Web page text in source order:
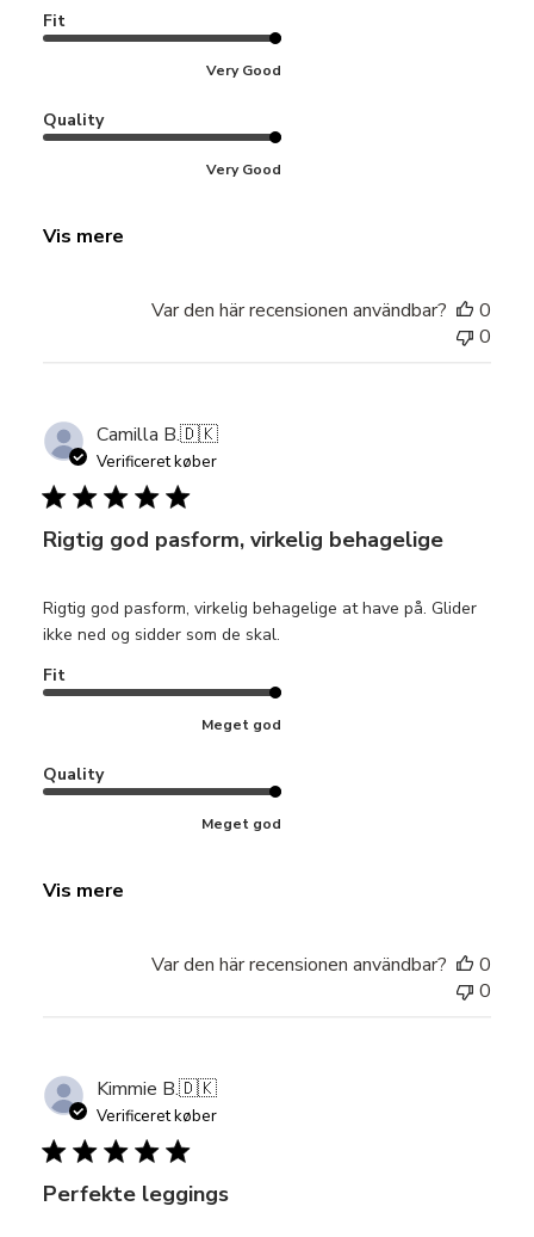
Fit
Very Good
Quality
Very Good
Vis mere
Var den här recensionen användbar?
0
0
Camilla B.🇩🇰
Verificeret køber
Rigtig god pasform, virkelig behagelige
Rigtig god pasform, virkelig behagelige at have på. Glider
ikke ned og sidder som de skal.
Fit
Meget god
Quality
Meget god
Vis mere
Var den här recensionen användbar?
0
0
Kimmie B.🇩🇰
Verificeret køber
Perfekte leggings